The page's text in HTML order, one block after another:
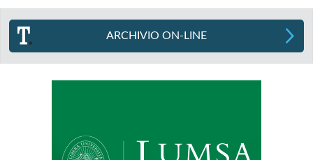
ARCHIVIO ON-LINE